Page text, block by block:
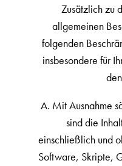
Zusätzlich zu
allgemeinen
folgenden
insbesondere für
A. Mit Ausnahme
sind die
einschließlich und
Software, Skripte,